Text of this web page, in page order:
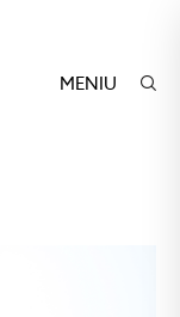
MENIU